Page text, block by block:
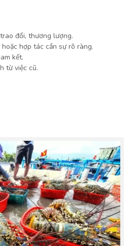
đổi, thương lượng.
hợp tác cần sự rõ ràng.
kết.
từ việc cũ.